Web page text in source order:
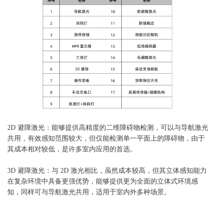
2D 避障激光：能够提供高精度的二维障碍物检测，可以与导航激光
共用，有效感知范围较大，但仅能检测单一平面上的障碍物，由于
其成本相对较低，是许多室内应用的首选。
3D 避障激光：与 2D 激光相比，虽然成本较高，但其立体感知能力
在复杂环境中具备更强优势，能够提供更为全面的立体式环境感
知，同样可与导航激光共用，适用于室内外多种场景。